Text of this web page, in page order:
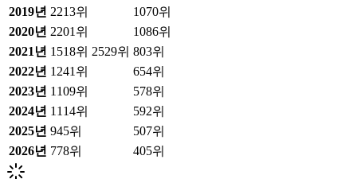
2019년 2213위
1070위
2020년 2201위
1086위
2021 년 1518위 2529위 803위
2022년 1241위
654위
2023년 1109위
578위
2024년 1114위
592위
2025년 945위
507위
2026년 778위 405위